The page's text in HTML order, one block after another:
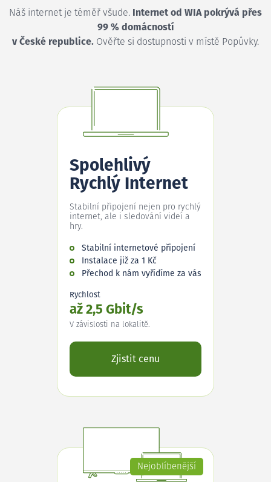
Náš internet je téměř všude. Internet od WIA pokrývá přes
99 % domácností
v České republice. Ověřte si dostupnosti v místě Popůvky.
Spolehlivý
Rychlý Internet
Stabilní připojení nejen pro rychlý
internet, ale i sledování videí a
hry.
Stabilní internetové připojení
Instalace již za 1 Kč
Přechod k nám vyřídíme za vás
Rychlost
až 2,5 Gbit/s
V závislosti na lokalitě.
Zjistit cenu
Nejoblíbenější